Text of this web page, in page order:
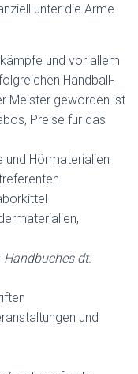
H
E
N
unter die Arme
und vor allem
Handball-
Meister geworden ist
Preise für das
und Hörmaterialien
Handbuches dt.
und